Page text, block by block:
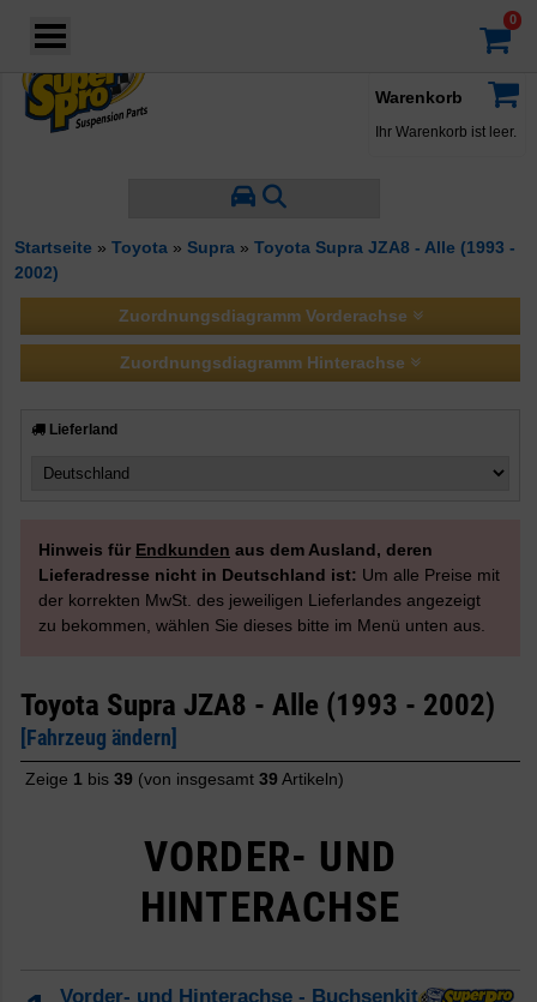
Warenkorb
Ihr Warenkorb ist leer.
Startseite » Toyota » Supra » Toyota Supra JZA8 - Alle (1993 -
2002)
Zuordnungsdiagramm Vorderachse
Zuordnungsdiagramm Hinterachse
Lieferland
Hinweis für Endkunden aus dem Ausland, deren
Lieferadresse nicht in Deutschland ist: Um alle Preise mit
der korrekten MwSt. des jeweiligen Lieferlandes angezeigt
zu bekommen, wählen Sie dieses bitte im Menü unten aus.
Toyota Supra JZA8 - Alle (1993 - 2002)
[Fahrzeug ändern]
Zeige 1 bis 39 (von insgesamt 39 Artikeln)
VORDER- UND
HINTERACHSE
Vorder- und Hinterachse - Buchsenkit